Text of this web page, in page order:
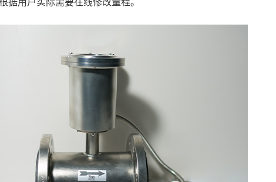
据用户实际需要在线修改量程。